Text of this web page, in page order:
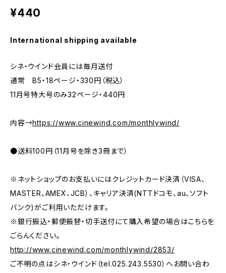
¥440
International shipping available
シネ・ウインド会員には毎月送付
通常 B5・18ページ・330円（税込）
11月号特大号のみ32ページ・440円
内容→https://www.cinewind.com/monthlywind/
●送料100円（11月号を除き3冊まで）
※ネットショップのお支払いにはクレジットカード決済（VISA、
MASTER、AMEX、JCB）、キャリア決済(NTTドコモ、au、ソフト
バンク)がご利用いただけます。
※銀行振込・郵便振替・切手送付にて購入希望の場合はこちらを
ごらんください。
http://www.cinewind.com/monthlywind/2853/
ご不明の点はシネ・ウインド（tel.025.243.5530）へお問い合わ